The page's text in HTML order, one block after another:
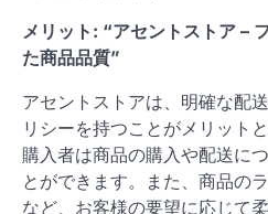
メリット: “アセントストア –
た商品品質”
アセントストアは、明確な配
リシーを持つことがメリット
購入者は商品の購入や配送に
とができます。また、商品の
など、お客様の要望に応じて